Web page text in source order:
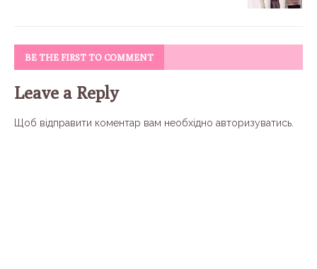
BE THE FIRST TO COMMENT
Leave a Reply
Щоб відправити коментар вам необхідно авторизуватись